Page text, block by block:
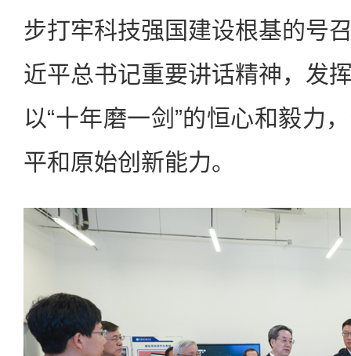
步打牢科技强国建设根基的号
近平总书记重要讲话精神，发
以“十年磨一剑”的恒心和毅力
平和原始创新能力。